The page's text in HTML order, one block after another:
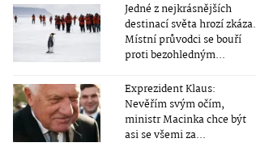
Jedné z nejkrásnějších
destinací světa hrozí zkáza.
Místní průvodci se bouří
proti bezohledným...
Exprezident Klaus:
Nevěřím svým očím,
ministr Macinka chce být
asi se všemi za...